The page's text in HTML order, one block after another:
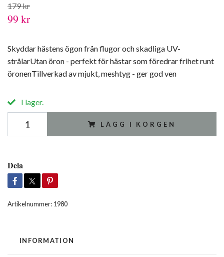
179 kr
99 kr
Skyddar hästens ögon från flugor och skadliga UV-
strålarUtan öron - perfekt för hästar som föredrar frihet runt
öronenTillverkad av mjukt, meshtyg - ger god ven
I lager.
LÄGG I KORGEN
Dela
Artikelnummer: 1980
INFORMATION